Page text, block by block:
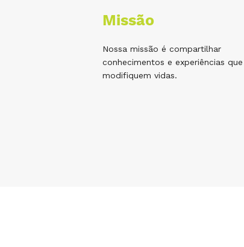
Missão
Nossa missão é compartilhar
conhecimentos e experiências que
modifiquem vidas.